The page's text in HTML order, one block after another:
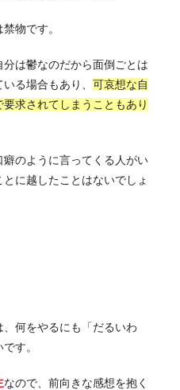
物です。
は鬱なのだから面倒ごとは
る場合もあり、 可哀想な自
求されてしまうこともあり
のように言ってくる人がい
に越したことはないでしょ
何をやるにも「だるいわ
す。
なので、前向きな感想を抱く